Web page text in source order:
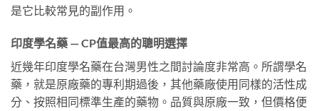
是它比較常見的副作用。
印度學名藥 — CP值最高的聰明選擇
近幾年印度學名藥在台灣男性之間討論度非常高。所謂學名
藥，就是原廠藥的專利期過後，其他藥廠使用同樣的活性成
分、按照相同標準生產的藥物。品質與原廠一致，但價格便